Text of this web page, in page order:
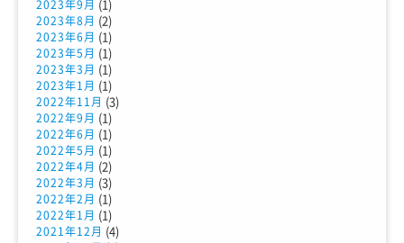
2023年9月 (1)
2023年8月 (2)
2023年6月 (1)
2023年5月 (1)
2023年3月 (1)
2023年1月 (1)
2022年11月 (3)
2022年9月 (1)
2022年6月 (1)
2022年5月 (1)
2022年4月 (2)
2022年3月 (3)
2022年2月 (1)
2022年1月 (1)
2021年12月 (4)